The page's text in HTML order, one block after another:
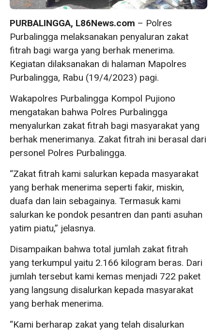
PURBALINGGA, L86News.com – Polres
Purbalingga melaksanakan penyaluran zakat
fitrah bagi warga yang berhak menerima.
Kegiatan dilaksanakan di halaman Mapolres
Purbalingga, Rabu (19/4/2023) pagi.
Wakapolres Purbalingga Kompol Pujiono
mengatakan bahwa Polres Purbalingga
menyalurkan zakat fitrah bagi masyarakat yang
berhak menerimanya. Zakat fitrah ini berasal dari
personel Polres Purbalingga.
“Zakat fitrah kami salurkan kepada masyarakat
yang berhak menerima seperti fakir, miskin,
duafa dan lain sebagainya. Termasuk kami
salurkan ke pondok pesantren dan panti asuhan
yatim piatu,” jelasnya.
Disampaikan bahwa total jumlah zakat fitrah
yang terkumpul yaitu 2.166 kilogram beras. Dari
jumlah tersebut kami kemas menjadi 722 paket
yang langsung disalurkan kepada masyarakat
yang berhak menerima.
“Kami berharap zakat yang telah disalurkan